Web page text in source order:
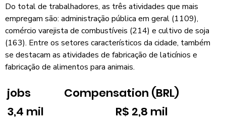
Do total de trabalhadores, as três atividades que mais
empregam são: administração pública em geral (1109),
comércio varejista de combustíveis (214) e cultivo de soja
(163). Entre os setores característicos da cidade, também
se destacam as atividades de fabricação de laticínios e
fabricação de alimentos para animais.
jobs
3,4 mil
Compensation (BRL)
R$ 2,8 mil